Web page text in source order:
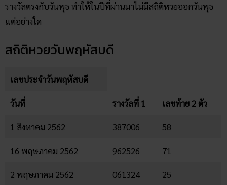
รางวัลตรงกับวันพุธ ทำให้ในปีที่ผ่านมาไม่มีสถิติหวยออกวันพุธ
แต่อย่างใด
สถิติหวยวันพฤหัสบดี
เลขประจำวันพฤหัสบดี
วันที่ รางวัลที่ 1 เลขท้าย 2 ตัว
1 สิงหาคม 2562 387006 58
16 พฤษภาคม 2562 962526 71
2 พฤษภาคม 2562 061324 25